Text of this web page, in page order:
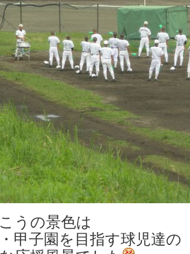
うの景色は
甲子園を目指す球児達の